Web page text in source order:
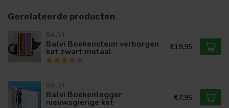
Gerelateerde producten
BALVI
Balvi Boekensteun verborgen
kat zwart metaal €19,95
BALVI
Balvi Boekenlegger
nieuwsgierige kat €7,95